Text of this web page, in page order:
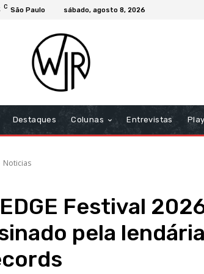
C São Paulo sábado, agosto 8, 2026
Destaques Colunas Entrevistas
Noticias
Festival
pela